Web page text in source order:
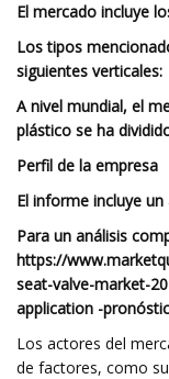
El mercado incluye
Los tipos
siguientes verticales:
A nivel mundial, el
plástico se ha
Perfil de la empresa
El informe incluye
Para un análisis
https://
seat-valve-market-
application -
Los actores del
de factores, como